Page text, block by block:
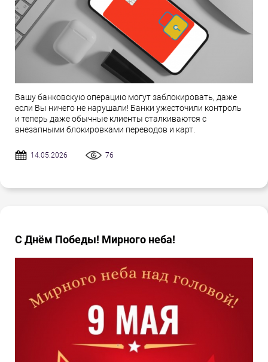
Вашу банковскую операцию могут заблокировать, даже
если Вы ничего не нарушали! Банки ужесточили контроль
и теперь даже обычные клиенты сталкиваются с
внезапными блокировками переводов и карт.
14.05.2026 76
С Днём Победы! Мирного неба!